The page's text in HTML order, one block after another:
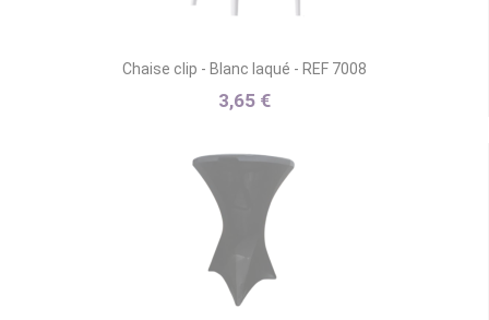
Chaise clip - Blanc laqué - REF 7008
3,65 €